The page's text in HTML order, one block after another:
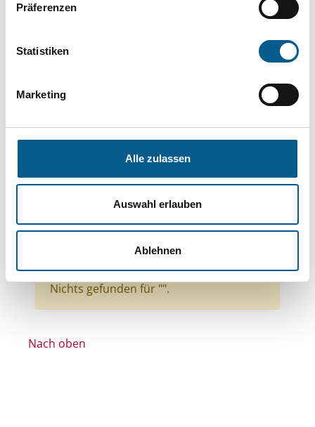
Präferenzen
Statistiken
Marketing
Alle zulassen
Auswahl erlauben
Ablehnen
Suchen
Themen: Kunst & Kultur
Themen: Denkmalschutz
Themen: Ländliche Entwicklung
Themen: Heimatpflege
Stiftungstyp: Lokal tätige Stiftung
Alle Filter entfernen
Nichts gefunden für "".
Nach oben